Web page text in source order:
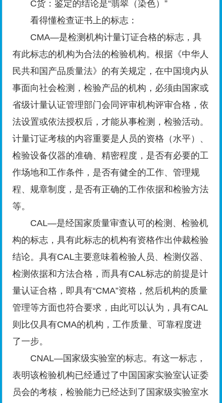
C货：鉴定的结论是“翡翠（染色）”
看得懂检查证书上的标志：
CMA—是检测机构计量订证合格的标志，具
有此标志的机构为合法的检验机构。根据《中华人
民共和国产品质量法》的有关规定，在中国境内从
事面向社会检测，检验产品的机构，必须由国家或
省级计量认证管理部门会同评审机构评审合格，依
法设置或依法授权后，才能从事检测，检验活动。
计量订证考核的内容重要是人员的资格（水平）、
检验设备仪器的准确、精密程度，是否有必要的工
作场地和工作条件，是否有健全的工作、管理规
程、规章制度，是否有正确的工作依据和检验方法
等。
CAL—是经国家质量审查认可的检测、检验机
构的标志，具有此标志的机构有资格作出仲裁检验
结论。具有CAL主要意味着检验人员、检测仪器、
检测依据和方法合格，而具有CAL标志的前提是计
量认证合格，即具有“CMA”资格，然后机构的质量
管理等方面也符合要求，由此可以认为，具有CAL
则比仅具有CMA的机构，工作质量、可靠程度进
了一步。
CNAL—国家级实验室的标志。有这一标志，
表明该检验机构已经通过了中国国家实验室认证委
员会的考核，检验能力已经达到了国家级实验室水